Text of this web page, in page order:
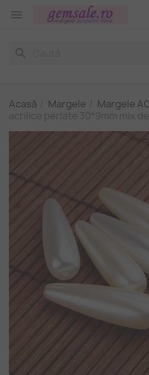

search
Acasă Margele Margele
acrilice perlate 30*9mm mix de